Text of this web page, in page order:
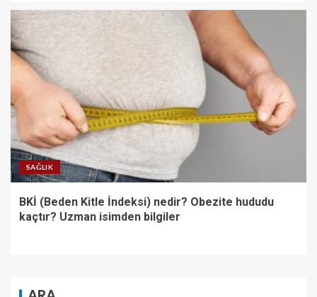
SAĞLIK
BKİ (Beden Kitle İndeksi) nedir? Obezite hududu
kaçtır? Uzman isimden bilgiler